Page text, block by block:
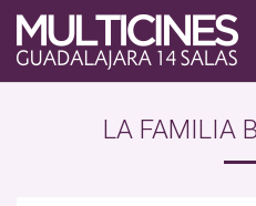
LA FAMILIA